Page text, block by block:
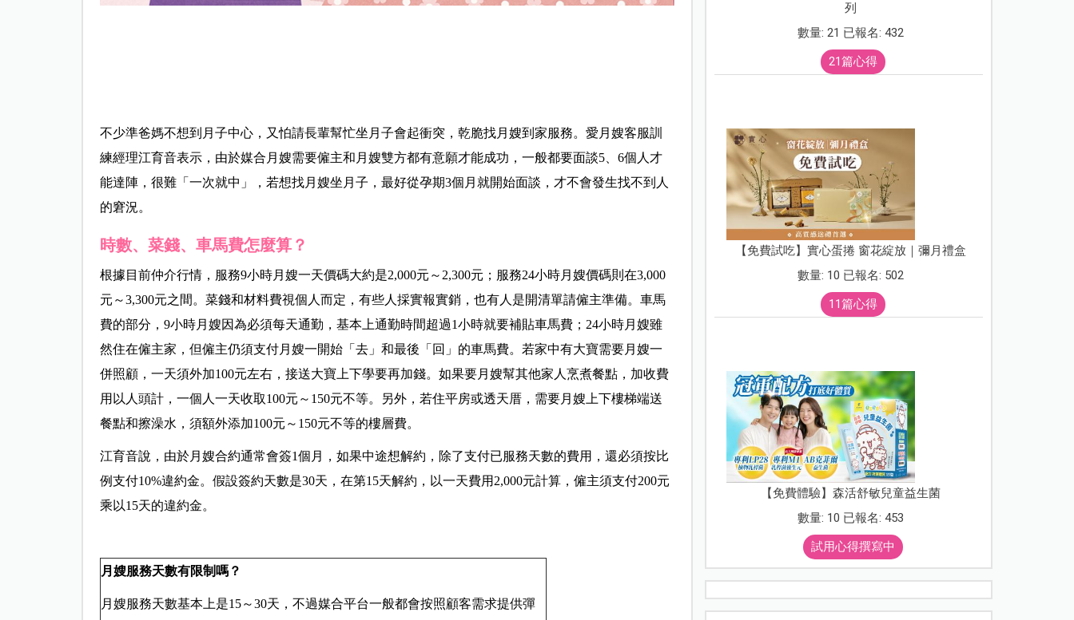
不少準爸媽不想到月子中心，又怕請長輩幫忙坐月子會起衝突，乾脆找月嫂到家服務。愛月嫂客服訓
練經理江育音表示，由於媒合月嫂需要僱主和月嫂雙方都有意願才能成功，一般都要面談5、6個人才
能達陣，很難「一次就中」，若想找月嫂坐月子，最好從孕期3個月就開始面談，才不會發生找不到人
的窘況。
時數、菜錢、車馬費怎麼算？
根據目前仲介行情，服務9小時月嫂一天價碼大約是2,000元～2,300元；服務24小時月嫂價碼則在3,000
元～3,300元之間。菜錢和材料費視個人而定，有些人採實報實銷，也有人是開清單請僱主準備。車馬
費的部分，9小時月嫂因為必須每天通勤，基本上通勤時間超過1小時就要補貼車馬費；24小時月嫂雖
然住在僱主家，但僱主仍須支付月嫂一開始「去」和最後「回」的車馬費。若家中有大寶需要月嫂一
併照顧，一天須外加100元左右，接送大寶上下學要再加錢。如果要月嫂幫其他家人烹煮餐點，加收費
用以人頭計，一個人一天收取100元～150元不等。另外，若住平房或透天厝，需要月嫂上下樓梯端送
餐點和擦澡水，須額外添加100元～150元不等的樓層費。
江育音說，由於月嫂合約通常會簽1個月，如果中途想解約，除了支付已服務天數的費用，還必須按比
例支付10%違約金。假設簽約天數是30天，在第15天解約，以一天費用2,000元計算，僱主須支付200元
乘以15天的違約金。
月嫂服務天數有限制嗎？
月嫂服務天數基本上是15～30天，不過媒合平台一般都會按照顧客需求提供彈
列
數量: 21 已報名: 432
21篇心得
【免費試吃】實心蛋捲 窗花綻放｜彌月禮盒
數量: 10 已報名: 502
11篇心得
【免費體驗】森活舒敏兒童益生菌
數量: 10 已報名: 453
試用心得撰寫中